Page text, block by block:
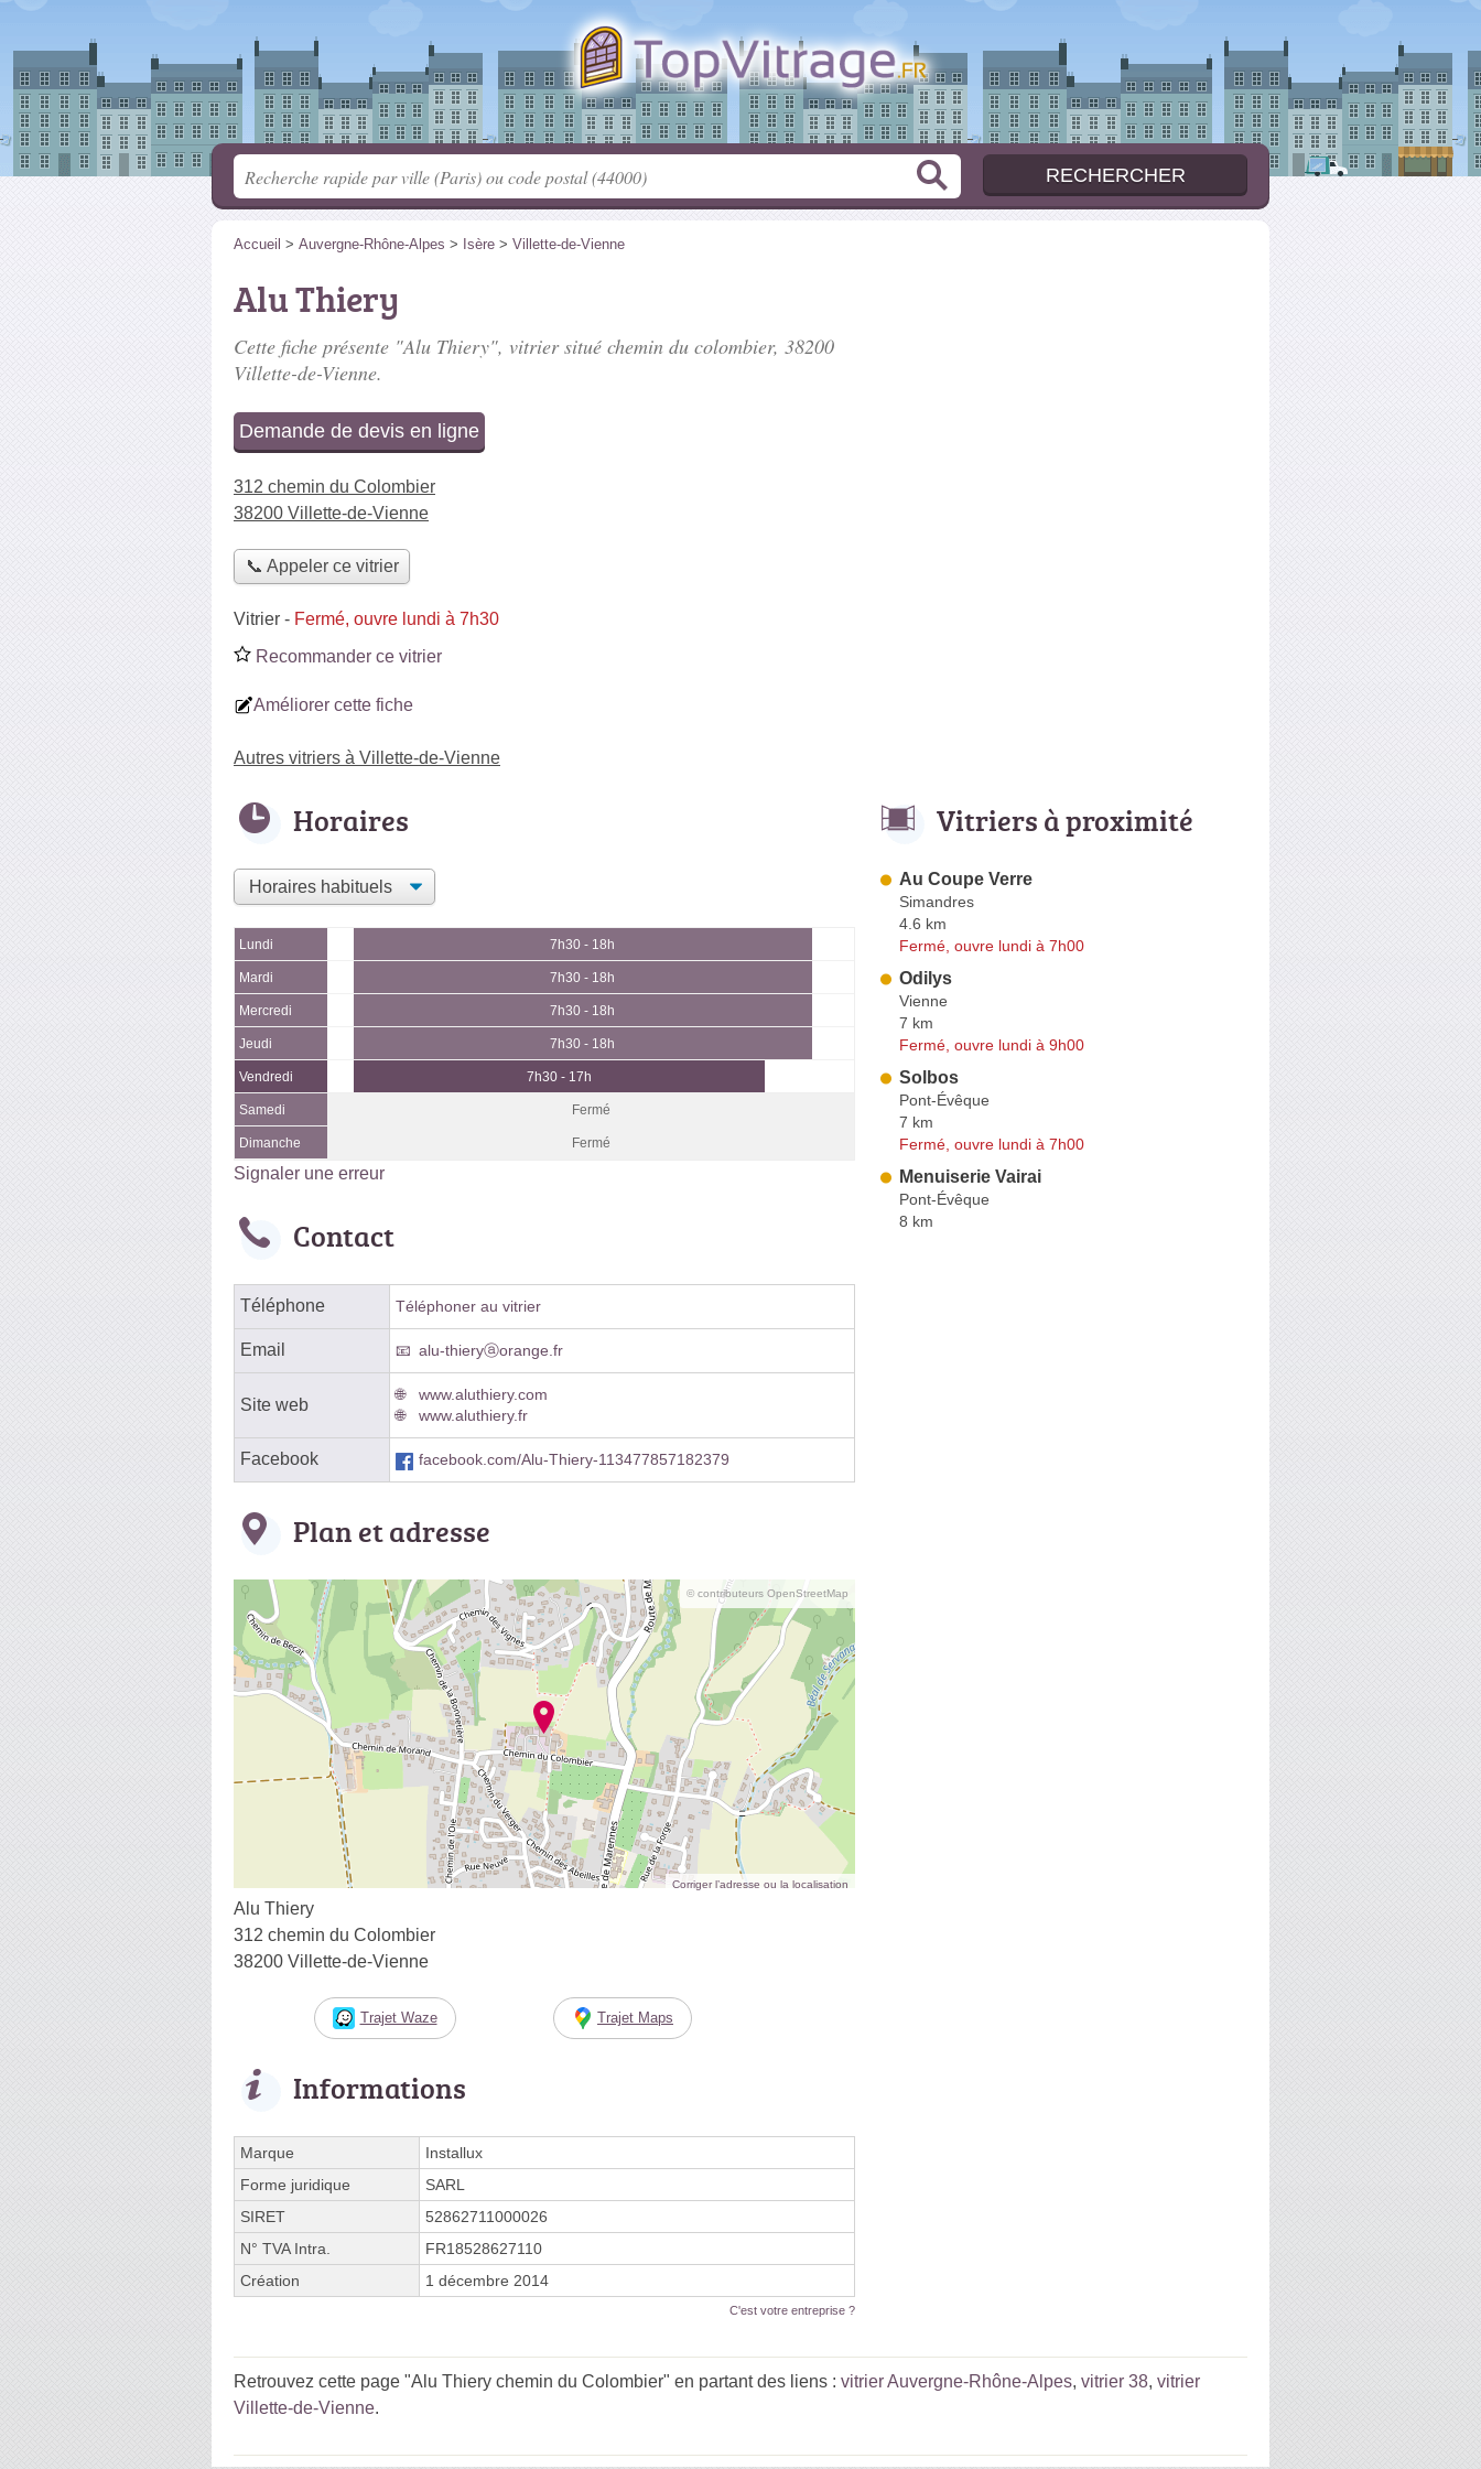
Accueil > Auvergne-Rhône-Alpes > Isère > Villette-de-Vienne
Alu Thiery
Cette fiche présente "Alu Thiery", vitrier situé chemin du colombier, 38200
Villette-de-Vienne.
Demande de devis en ligne
312 chemin du Colombier
38200 Villette-de-Vienne
📞 Appeler ce vitrier
Vitrier - Fermé, ouvre lundi à 7h30
Recommander ce vitrier
Améliorer cette fiche
Autres vitriers à Villette-de-Vienne
Horaires
Lundi 7h30 - 18h
Mardi 7h30 - 18h
Mercredi 7h30 - 18h
Jeudi 7h30 - 18h
Vendredi 7h30 - 17h
Samedi Fermé
Dimanche Fermé
Signaler une erreur
Contact
Téléphone Téléphoner au vitrier
Email alu-thieryⓐorange.fr
Site web
www.aluthiery.com
www.aluthiery.fr
Facebook facebook.com/Alu-Thiery-113477857182379
Plan et adresse
© contributeurs OpenStreetMap
Corriger l’adresse ou la localisation
Alu Thiery
312 chemin du Colombier
38200 Villette-de-Vienne
Trajet Waze Trajet Maps
Informations
Marque
Installux
Forme juridique
SARL
SIRET
52862711000026
N° TVA Intra.
FR18528627110
Création
1 décembre 2014
C'est votre entreprise ?
Vitriers à proximité
Au Coupe Verre
Simandres
4.6 km
Fermé, ouvre lundi à 7h00
Odilys
Vienne
7 km
Fermé, ouvre lundi à 9h00
Solbos
Pont-Évêque
7 km
Fermé, ouvre lundi à 7h00
Menuiserie Vairai
Pont-Évêque
8 km
Retrouvez cette page "Alu Thiery chemin du Colombier" en partant des liens : vitrier Auvergne-Rhône-Alpes, vitrier 38, vitrier
Villette-de-Vienne.